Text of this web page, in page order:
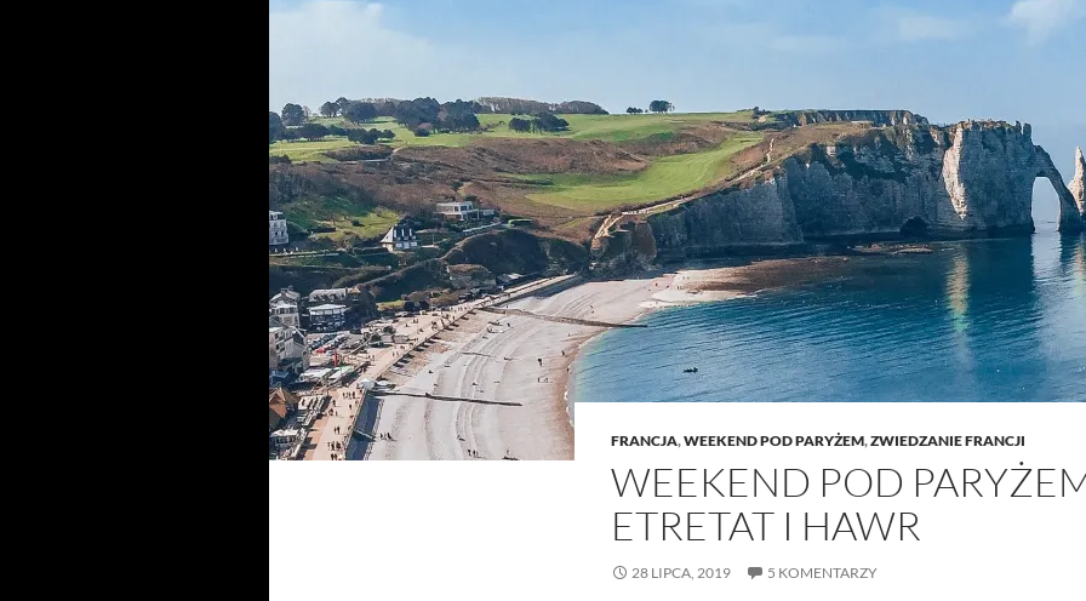
FRANCJA,WEEKEND POD PARYŻEM,ZWIEDZANIE FRANCJI
WEEKEND POD
ETRETAT I HAWR
28 LIPCA, 2019 5 KOMENTARZY